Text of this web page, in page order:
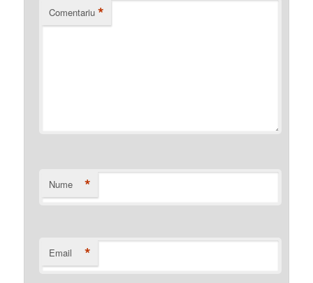
Comentariu *
Nume *
Email *